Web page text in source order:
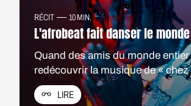
RÉCIT 10 MIN.
L'afrobeat fait danser le monde
Quand des amis du monde
redécouvrir la musique de « chez
Nigéria, TJ cherche à
cette musique locale s'est
LIRE